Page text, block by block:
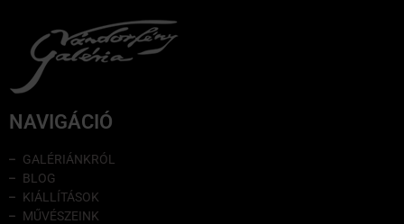
NAVIGÁCIÓ
GALÉRIÁNKRÓL
BLOG
KIÁLLÍTÁSOK
MŰVÉSZEINK